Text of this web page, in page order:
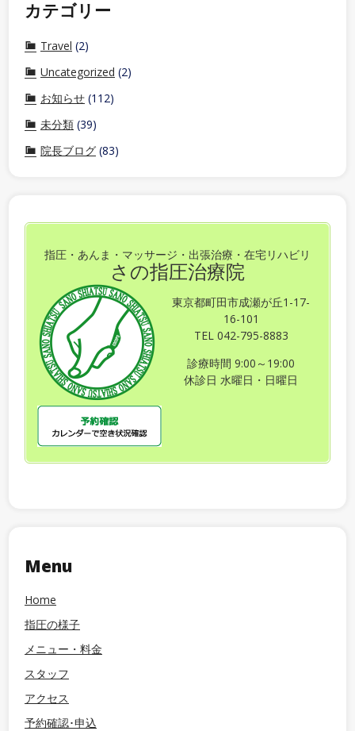
カテゴリー
Travel (2)
Uncategorized (2)
お知らせ (112)
未分類 (39)
院長ブログ (83)
指圧・あんま・マッサージ・出張治療・在宅リハビリ
さの指圧治療院
東京都町田市成瀬が丘1-17-
16-101
TEL 042-795-8883
診療時間 9:00～19:00
休診日 水曜日・日曜日
Menu
Home
指圧の様子
メニュー・料金
スタッフ
アクセス
予約確認･申込